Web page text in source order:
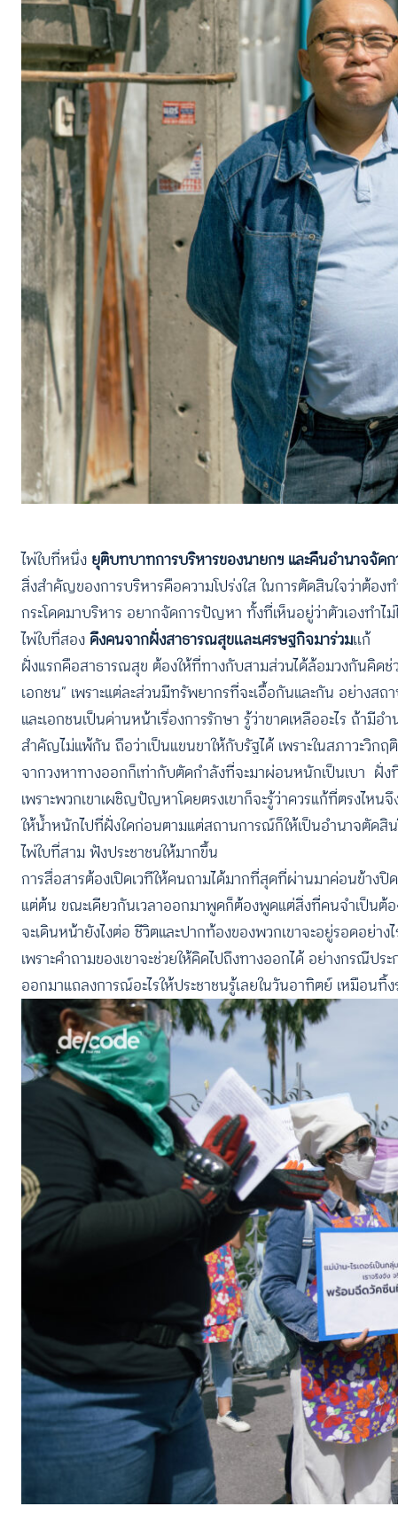
ไพ่ใบที่หนึ่ง ยุติบทบาทการบริหารของนายกฯ และคืนอำนาจจัดก
สิ่งสำคัญของการบริหารคือความโปร่งใส ในการตัดสินใจว่าต้อ
กระโดดมาบริหาร อยากจัดการปัญหา ทั้งที่เห็นอยู่ว่าตัวเองทำไ
ไพ่ใบที่สองดึงคนจากฝั่งสาธารณสุขเเละเศรษฐกิจมาร่วมเเก้
ฝั่งแรกคือสาธารณสุข ต้องให้ที่ทางกับสามส่วนได้ล้อมวงกันคิด
เอกชน” เพราะแต่ละส่วนมีทรัพยากรที่จะเอื้อกันและกัน อย่าง
และเอกชนเป็นด่านหน้าเรื่องการรักษา รู้ว่าขาดเหลืออะไร ถ้า
สำคัญไม่แพ้กัน ถือว่าเป็นแขนขาให้กับรัฐได้ เพราะในสภาวะวิกฤ
จากวงหาทางออกก็เท่ากับตัดกำลังที่จะมาผ่อนหนักเป็นเบา ฝั่
เพราะพวกเขาเผชิญปัญหาโดยตรงเขาก็จะรู้ว่าควรแก้ที่ตรงไ
ให้น้ำหนักไปที่ฝั่งใดก่อนตามแต่สถานการณ์ก็ให้เป็นอำนาจตัดสิ
ไพ่ใบที่สาม ฟังประชาชนให้มากขึ้น
การสื่อสารต้องเปิดเวทีให้คนถามได้มากที่สุดที่ผ่านมาค่อนข้าง
แต่ต้น ขณะเดียวกันเวลาออกมาพูดก็ต้องพูดแต่สิ่งที่คนจำเป็นต้
จะเดินหน้ายังไงต่อ ชีวิตและปากท้องของพวกเขาจะอยู่รอดอ
เพราะคำถามของเขาจะช่วยให้คิดไปถึงทางออกได้ อย่างกรณี
ออกมาแถลงการณ์อะไรให้ประชาชนรู้เลยในวันอาทิตย์ เหมือน